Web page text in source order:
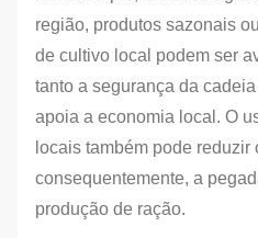
região, produtos sazonais
de cultivo local podem ser
tanto a segurança da
apoia a economia local. O
locais também pode reduzir
consequentemente, a
produção de ração.